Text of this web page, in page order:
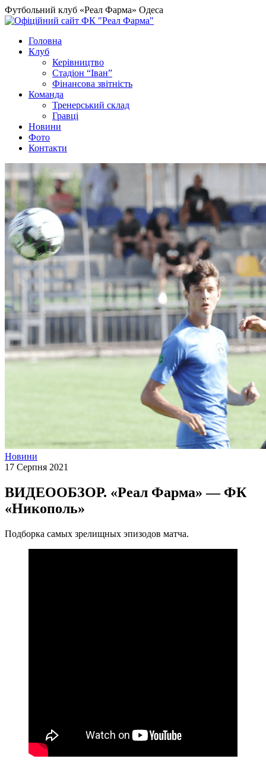
Футбольний клуб «Реал Фарма» Одеса
Головна
Клуб
Керівництво
Стадіон “Іван”
Фінансова звітність
Команда
Тренерський склад
Гравці
Новини
Фото
Контакти
Новини
17 Серпня 2021
ВИДЕООБЗОР. «Реал Фарма» — ФК
«Никополь»
Подборка самых зрелищных эпизодов матча.